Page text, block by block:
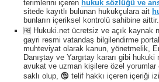
terimlerini içeren hukuk sözlüğü ve
sitede kayıtlı bulunan hukukçulara ait
bunların içeriksel kontrolü sahibine aittir.
🆓 Hukuki.net ücretsiz ve açık kaynak
gayri resmi vatandaş bilgilendirme
muhteviyat olarak kanun, yönetmelik,
Danıştay ve Yargıtay kararı gibi
avukat ve uzman kişilere özel yorumlar
saklı olup, 🕲 telif hakkı içeren içeriği